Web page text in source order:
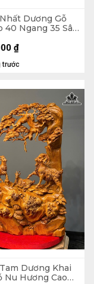
Dương Gỗ
40 Ngang 35 Sâu
trước
₫
Dương Khai
Nu Hương Cao